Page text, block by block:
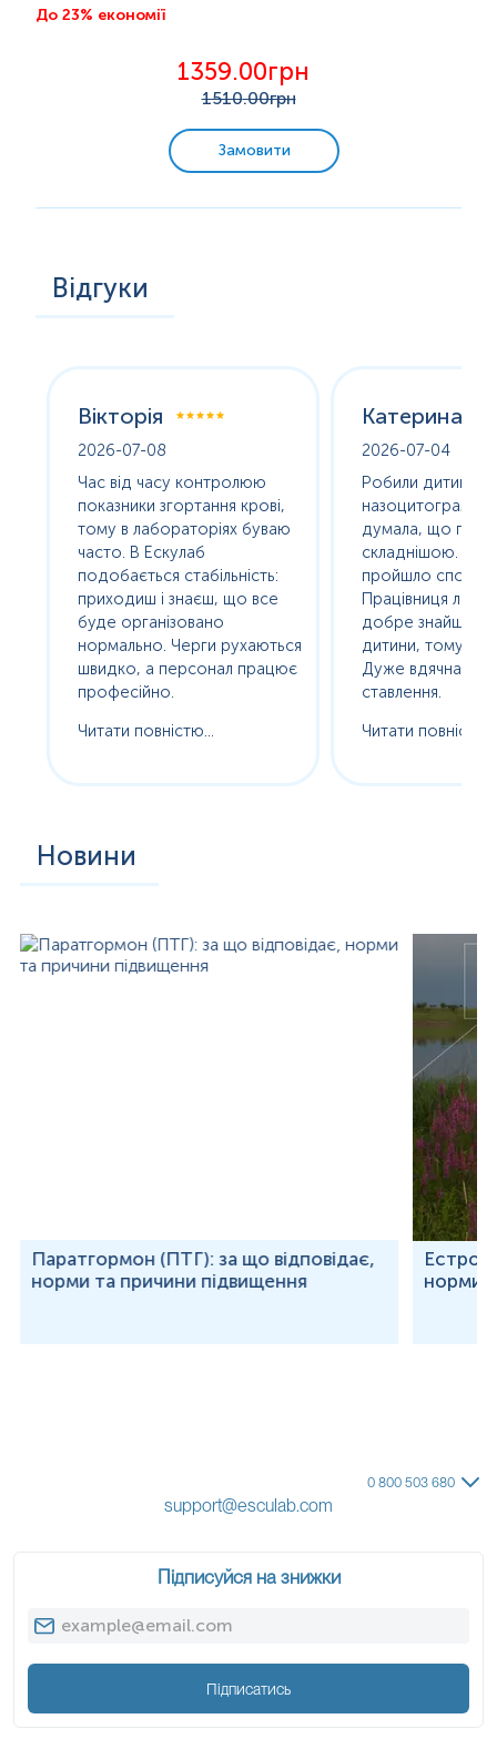
(недостатню роботу щитоподібної залози), а
До 23% економії
1359.00грн
1510.00грн
Замовити
Відгуки
Вікторія
2026-07-08
Час від часу контролюю
показники згортання крові,
тому в лабораторіях буваю
часто. В Ескулаб
подобається стабільність:
приходиш і знаєш, що все
буде організовано
нормально. Черги рухаються
швидко, а персонал працює
професійно.
Читати повністю...
Катерина
2026-07-04
Робили дитині
назоцитограму.
думала, що
складнішою.
пройшло
Працівниця
добре знайшла
дитини, тому без
Дуже вдячна за
ставлення.
Читати повністю...
Новини
Паратгормон (ПТГ): за що відповідає,
норми та причини підвищення
норми
0 800 503 680
support@esculab.com
Підписуйся на знижки
Підписатись